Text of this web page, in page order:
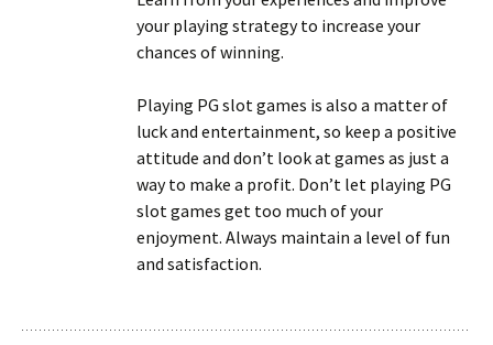
your playing strategy to increase your
chances of winning.
Playing PG slot games is also a matter of
luck and entertainment, so keep a positive
attitude and don’t look at games as just a
way to make a profit. Don’t let playing PG
slot games get too much of your
enjoyment. Always maintain a level of fun
and satisfaction.